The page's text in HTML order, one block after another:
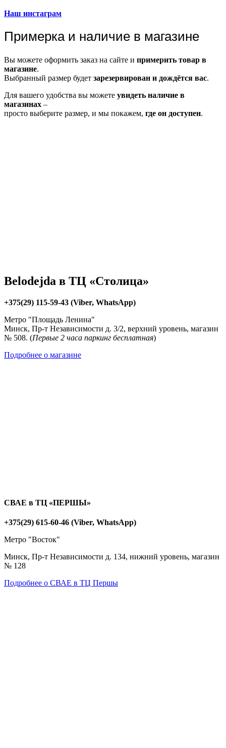
Наш инстаграм
Примерка и наличие в магазине
Вы можете оформить заказ на сайте и примерить товар в
магазине.
Выбранный размер будет зарезервирован и дождётся вас.
Для вашего удобства вы можете увидеть наличие в
магазинах –
просто выберите размер, и мы покажем, где он доступен.
Belodejda в ТЦ «Столица»
+375(29) 115-59-43 (Viber, WhatsApp)
Метро "Площадь Ленина"
Минск, Пр-т Независимости д. 3/2, верхний уровень, магазин
№ 508. (Первые 2 часа паркинг бесплатная)
Подробнее о магазине
СВАЕ в ТЦ «ПЕРШЫ»
+375(29) 615-60-46 (Viber, WhatsApp)
Метро "Восток"
Минск, Пр-т Независимости д. 134, нижний уровень, магазин
№ 128
Подробнее о СВАЕ в ТЦ Першы